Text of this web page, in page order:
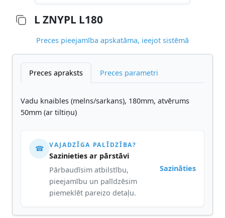
L ZNYPL L180
Preces pieejamība apskatāma, ieejot sistēmā
Preces apraksts Preces parametri
Vadu knaibles (melns/sarkans), 180mm, atvērums
50mm (ar tiltiņu)
☎ VAJADZĪGA PALĪDZĪBA?
Sazinieties ar pārstāvi
Pārbaudīsim atbilstību,
pieejamību un palīdzēsim
piemeklēt pareizo detaļu.
Sazināties